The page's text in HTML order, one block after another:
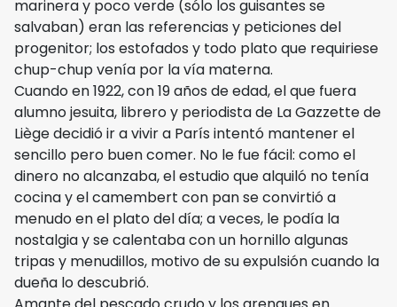
marinera y poco verde (sólo los guisantes se
salvaban) eran las referencias y peticiones del
progenitor; los estofados y todo plato que requiriese
chup-chup venía por la vía materna.
Cuando en 1922, con 19 años de edad, el que fuera
alumno jesuita, librero y periodista de La Gazzette de
Liège decidió ir a vivir a París intentó mantener el
sencillo pero buen comer. No le fue fácil: como el
dinero no alcanzaba, el estudio que alquiló no tenía
cocina y el camembert con pan se convirtió a
menudo en el plato del día; a veces, le podía la
nostalgia y se calentaba con un hornillo algunas
tripas y menudillos, motivo de su expulsión cuando la
dueña lo descubrió.